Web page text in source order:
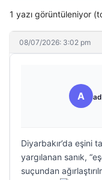
1 yazı görüntüleniyor
08/07/2026: 3:02 pm
A
Diyarbakır’da eşini
yargılanan sanık,
suçundan